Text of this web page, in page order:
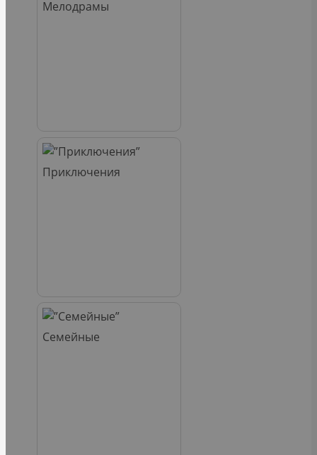
Мелодрамы
Приключения
Семейные